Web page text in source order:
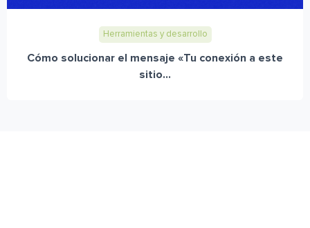
Herramientas y desarrollo
Cómo solucionar el mensaje «Tu conexión a este
sitio...